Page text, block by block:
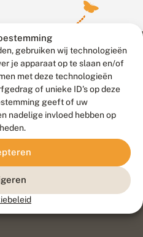
gebruiken wij technologieën
je apparaat op te slaan en/of
met deze technologieën
of unieke ID's op deze
geeft of uw
nadelige invloed hebben op
Go2People
, ontworpen door
Agency